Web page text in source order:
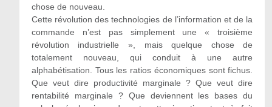
chose de nouveau.
Cette révolution des technologies de l’information et de la
commande n’est pas simplement une « troisième
révolution industrielle », mais quelque chose de
totalement nouveau, qui conduit à une autre
alphabétisation. Tous les ratios économiques sont fichus.
Que veut dire productivité marginale ? Que veut dire
rentabilité marginale ? Que deviennent les bases du